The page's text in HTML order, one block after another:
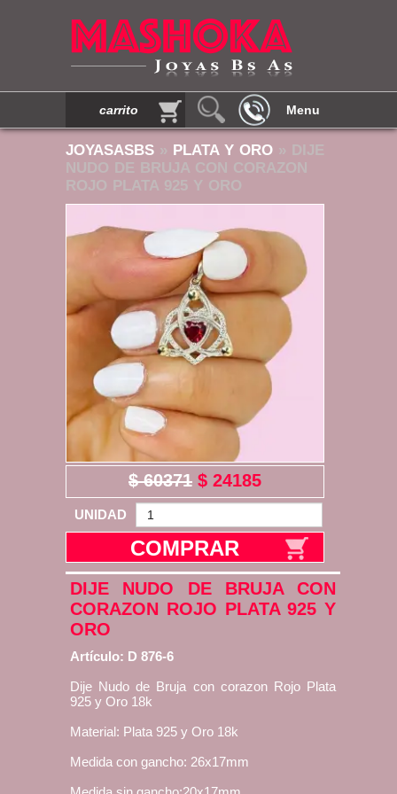
carrito Menu
JOYASASBS » PLATA Y ORO » DIJE
NUDO DE BRUJA CON CORAZON
ROJO PLATA 925 Y ORO
$ 60371 $ 24185
UNIDAD
COMPRAR
DIJE NUDO DE BRUJA CON
CORAZON ROJO PLATA 925 Y
ORO
Artículo: D 876-6
Dije Nudo de Bruja con corazon Rojo Plata
925 y Oro 18k
Material: Plata 925 y Oro 18k
Medida con gancho: 26x17mm